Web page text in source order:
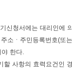
신청서에는 대리인에
소ㆍ주민등록번호(
한다.
사항의 효력요건인